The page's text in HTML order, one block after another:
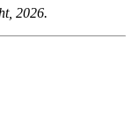
2026.